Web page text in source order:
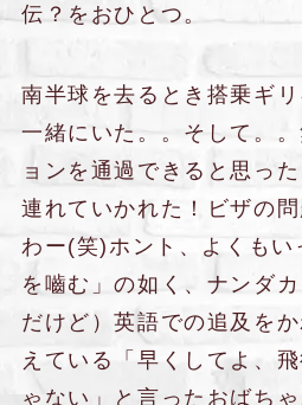
伝？をおひとつ。
南半球を去るとき搭乗ギ
一緒にいた。。そして。
ョンを通過できると思っ
連れていかれた！ビザの
わー(笑)ホント、よくも
を嚙む」の如く、ナンダ
だけど）英語での追及を
えている「早くしてよ、
ゃない」と言ったおばち